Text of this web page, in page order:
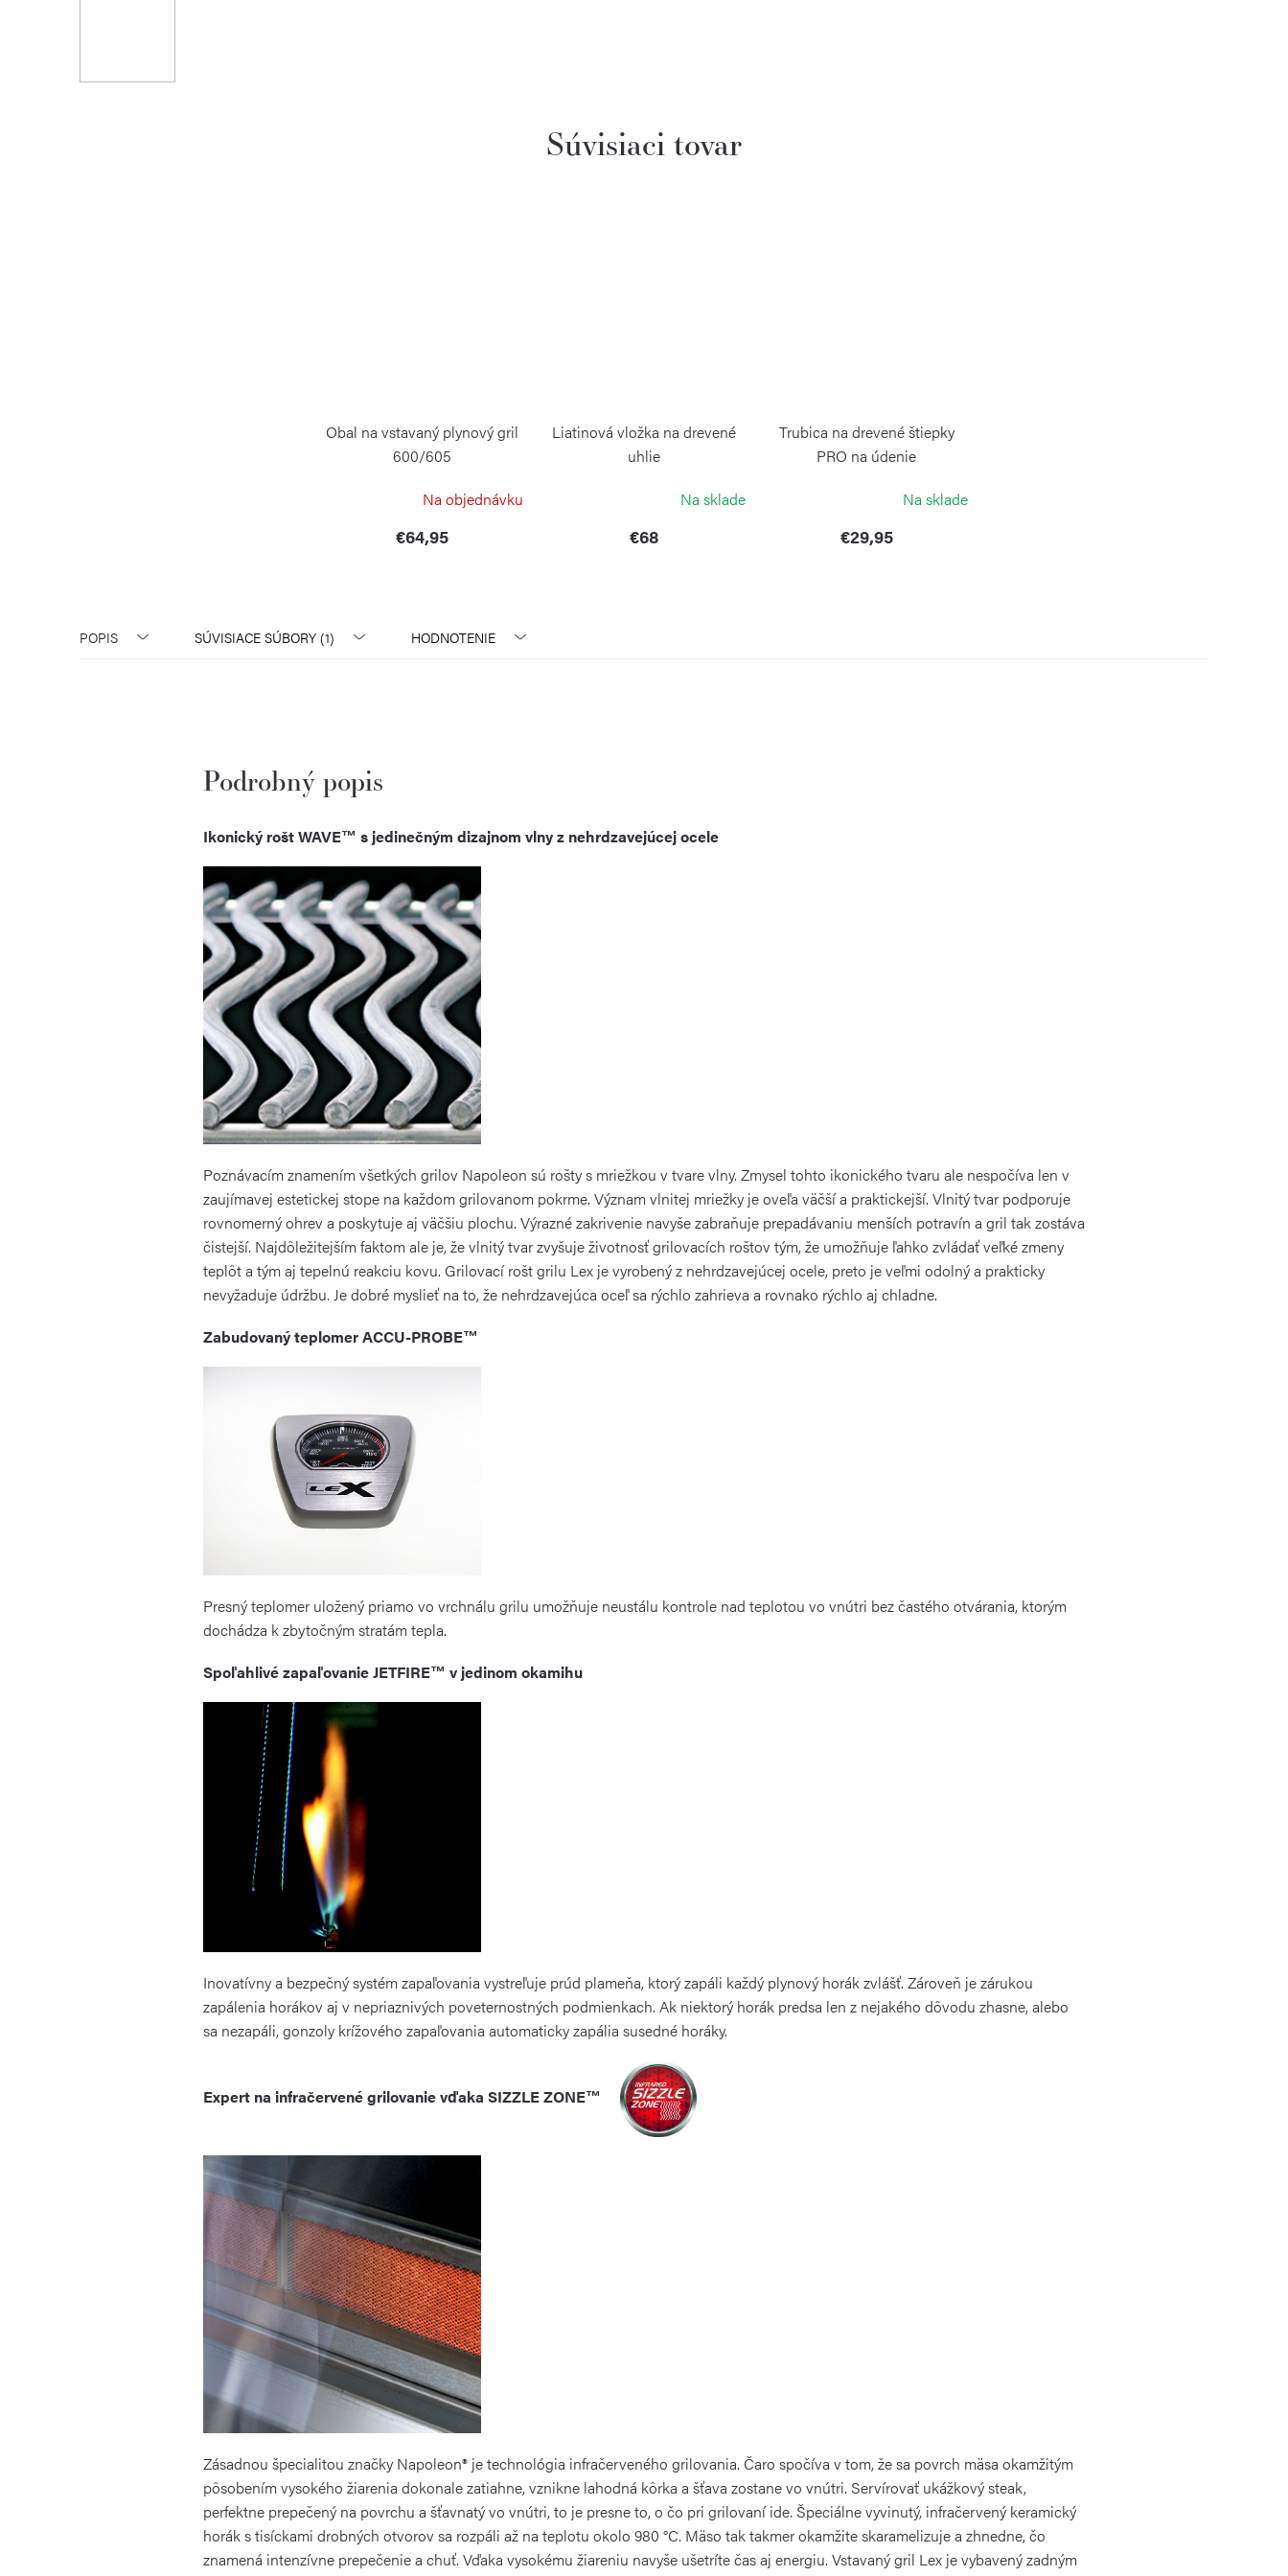
Súvisiaci tovar
Obal na vstavaný plynový gril
600/605
Na objednávku
€64,95
Liatinová vložka na drevené
uhlie
Na sklade
€68
Trubica na drevené štiepky
PRO na údenie
Na sklade
€29,95
POPIS SÚVISIACE SÚBORY (1) HODNOTENIE
Podrobný popis
Ikonický rošt WAVE™ s jedinečným dizajnom vlny z nehrdzavejúcej ocele
Poznávacím znamením všetkých grilov Napoleon sú rošty s mriežkou v tvare vlny. Zmysel tohto ikonického tvaru ale nespočíva len v
zaujímavej estetickej stope na každom grilovanom pokrme. Význam vlnitej mriežky je oveľa väčší a praktickejší. Vlnitý tvar podporuje
rovnomerný ohrev a poskytuje aj väčšiu plochu. Výrazné zakrivenie navyše zabraňuje prepadávaniu menších potravín a gril tak zostáva
čistejší. Najdôležitejším faktom ale je, že vlnitý tvar zvyšuje životnosť grilovacích roštov tým, že umožňuje ľahko zvládať veľké zmeny
teplôt a tým aj tepelnú reakciu kovu. Grilovací rošt grilu Lex je vyrobený z nehrdzavejúcej ocele, preto je veľmi odolný a prakticky
nevyžaduje údržbu. Je dobré myslieť na to, že nehrdzavejúca oceľ sa rýchlo zahrieva a rovnako rýchlo aj chladne.
Zabudovaný teplomer ACCU-PROBE™
Presný teplomer uložený priamo vo vrchnálu grilu umožňuje neustálu kontrole nad teplotou vo vnútri bez častého otvárania, ktorým
dochádza k zbytočným stratám tepla.
Spoľahlivé zapaľovanie JETFIRE™ v jedinom okamihu
Inovatívny a bezpečný systém zapaľovania vystreľuje prúd plameňa, ktorý zapáli každý plynový horák zvlášť. Zároveň je zárukou
zapálenia horákov aj v nepriaznivých poveternostných podmienkach. Ak niektorý horák predsa len z nejakého dôvodu zhasne, alebo
sa nezapáli, gonzoly krížového zapaľovania automaticky zapália susedné horáky.
Expert na infračervené grilovanie vďaka SIZZLE ZONE™
Zásadnou špecialitou značky Napoleon® je technológia infračerveného grilovania. Čaro spočíva v tom, že sa povrch mäsa okamžitým
pôsobením vysokého žiarenia dokonale zatiahne, vznikne lahodná kôrka a šťava zostane vo vnútri. Servírovať ukážkový steak,
perfektne prepečený na povrchu a šťavnatý vo vnútri, to je presne to, o čo pri grilovaní ide. Špeciálne vyvinutý, infračervený keramický
horák s tisíckami drobných otvorov sa rozpáli až na teplotu okolo 980 °C. Mäso tak takmer okamžite skaramelizuje a zhnedne, čo
znamená intenzívne prepečenie a chuť. Vďaka vysokému žiareniu navyše ušetríte čas aj energiu. Vstavaný gril Lex je vybavený zadným